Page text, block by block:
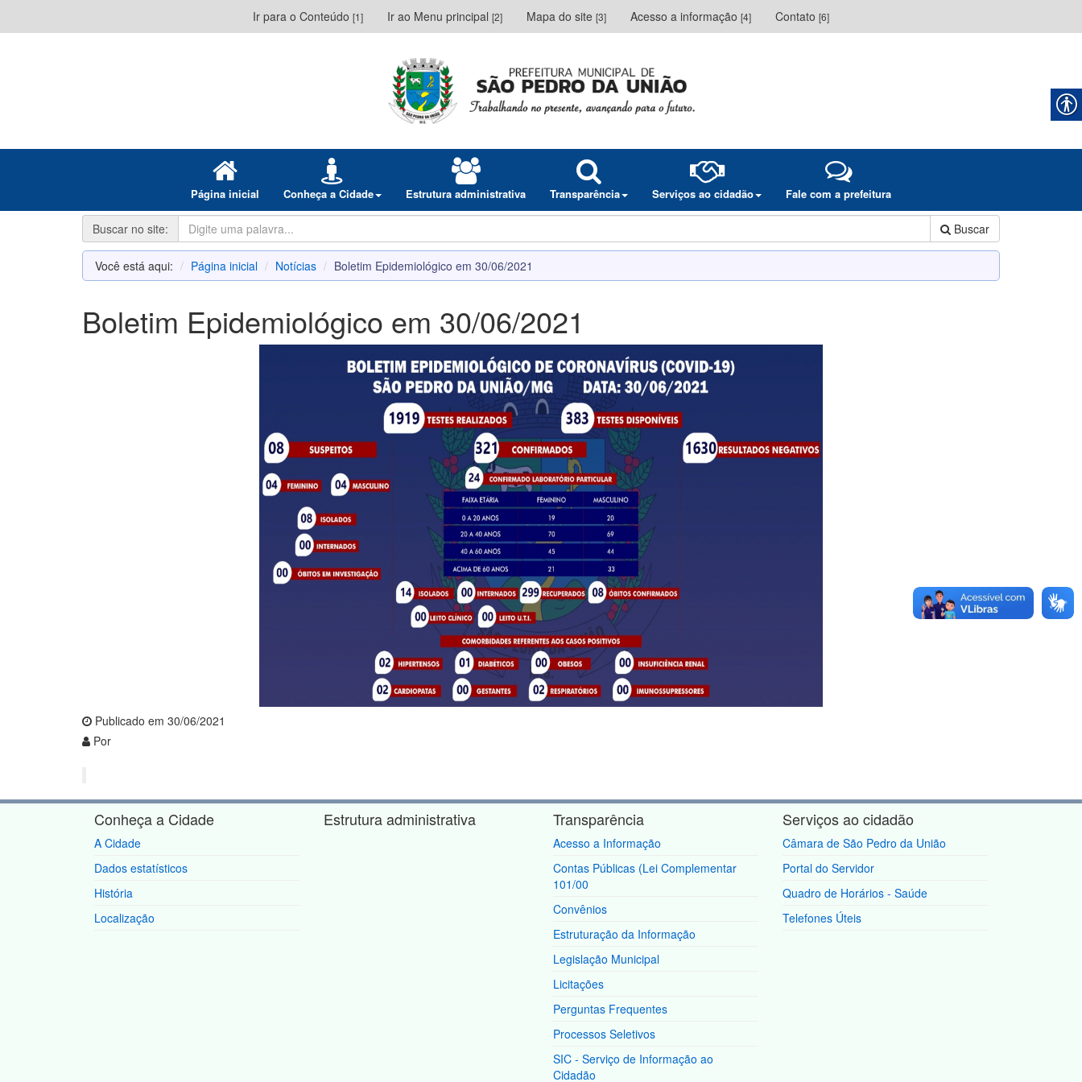
Ir para o Conteúdo [1] Ir ao Menu principal [2] Mapa do site [3] Acesso a informação [4] Contato [6]
Página inicial Conheça a Cidade Estrutura administrativa Transparência Serviços ao cidadão Fale com a prefeitura
Buscar no site: Buscar
Você está aqui: Página inicial Notícias Boletim Epidemiológico em 30/06/2021
Boletim Epidemiológico em 30/06/2021
Publicado em 30/06/2021
Por
Conheça a Cidade
A Cidade
Dados estatísticos
História
Localização
Estrutura administrativa Transparência
Acesso a Informação
Contas Públicas (Lei Complementar
101/00
Convênios
Estruturação da Informação
Legislação Municipal
Licitações
Perguntas Frequentes
Processos Seletivos
SIC - Serviço de Informação ao
Cidadão
Serviços ao cidadão
Câmara de São Pedro da União
Portal do Servidor
Quadro de Horários - Saúde
Telefones Úteis